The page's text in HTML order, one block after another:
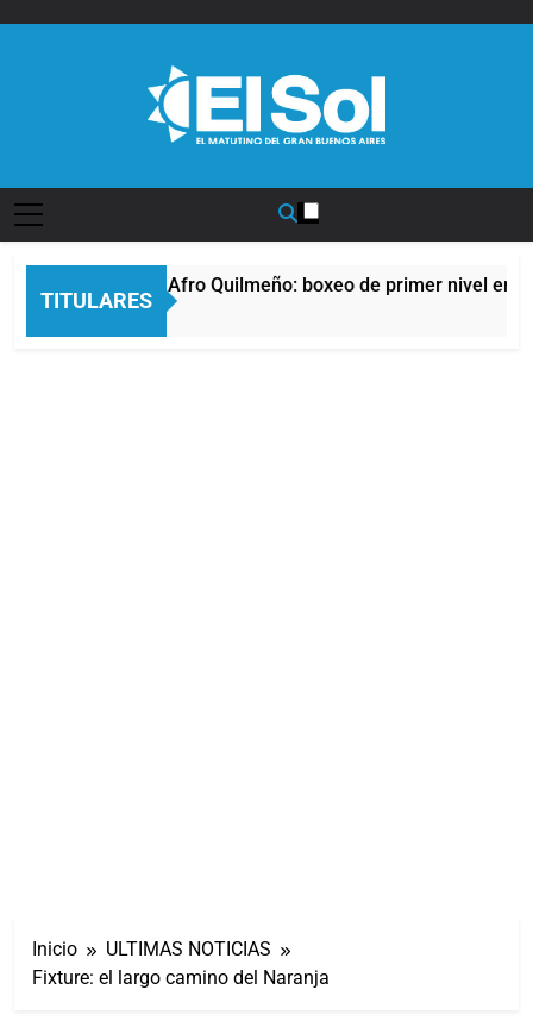
TITULARES
La noche del Afro Quilmeño: boxeo de primer nivel en la
6 Horas Atrás
Inicio
ULTIMAS NOTICIAS
Fixture: el largo camino del Naranja